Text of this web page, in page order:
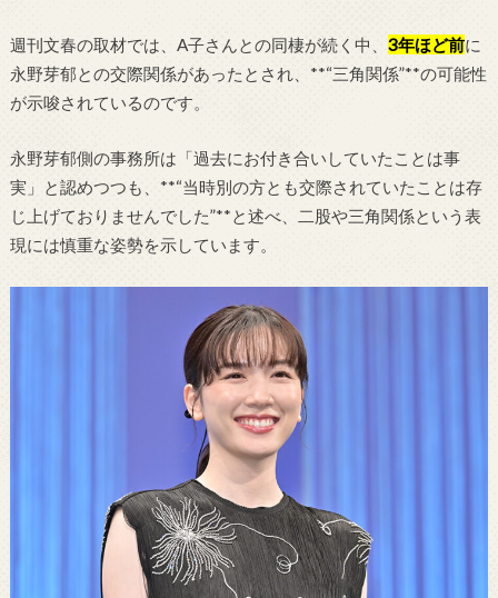
週刊文春の取材では、A子さんとの同棲が続く中、 3年ほど前に
永野芽郁との交際関係があったとされ、**“三角関係”**の可能性
が示唆されているのです。
永野芽郁側の事務所は「過去にお付き合いしていたことは事
実」と認めつつも、**“当時別の方とも交際されていたことは存
じ上げておりませんでした”**と述べ、二股や三角関係という表
現には慎重な姿勢を示しています。